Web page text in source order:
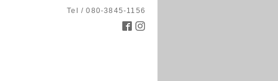
Tel / 080-3845-1156